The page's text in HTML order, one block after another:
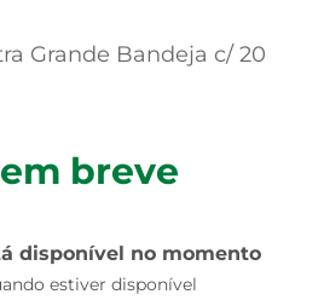
Grande Bandeja c/ 20
breve
disponível no momento
estiver disponível